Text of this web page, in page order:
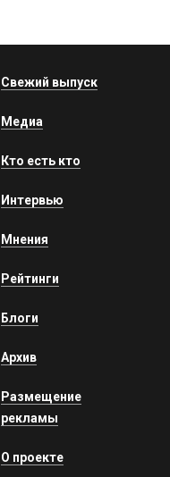
Свежий выпуск
Медиа
Кто есть кто
Интервью
Мнения
Рейтинги
Блоги
Архив
Размещение
рекламы
О проекте